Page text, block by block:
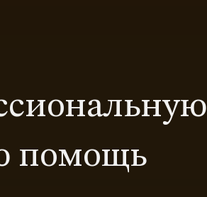
помощь